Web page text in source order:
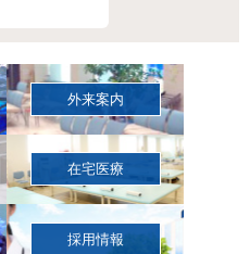
外来案内
在宅医療
採用情報